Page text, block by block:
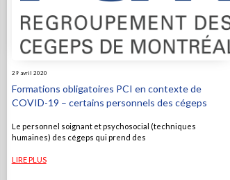
29 avril 2020
Formations obligatoires PCI en contexte de
COVID-19 – certains personnels des cégeps
Le personnel soignant et psychosocial (techniques
humaines) des cégeps qui prend des
LIRE PLUS